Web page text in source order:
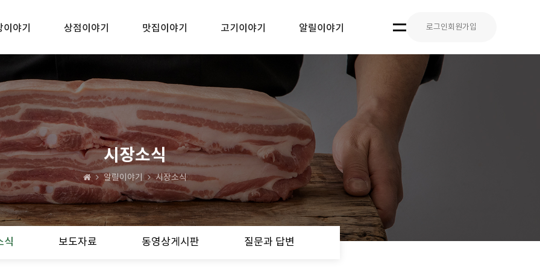
이야기 상점이야기 맛집이야기 고기이야기 알릴이야기 로그인 회원가입
시장소식
알릴이야기 시장소식
식 보도자료 동영상게시판 질문과 답변